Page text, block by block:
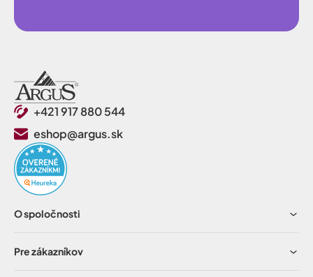
+421 917 880 544
eshop@argus.sk
O spoločnosti
Pre zákazníkov